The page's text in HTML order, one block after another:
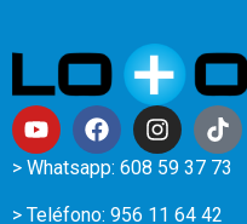
> Whatsapp: 608 59 37 73
> Teléfono: 956 11 64 42